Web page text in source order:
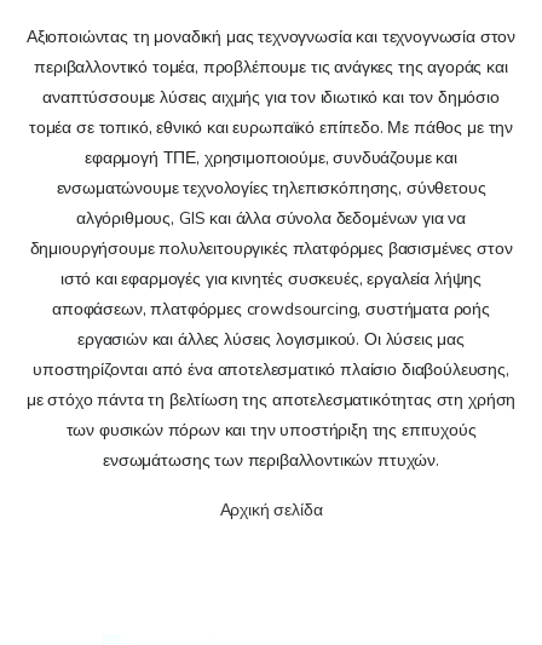
Αξιοποιώντας τη μοναδική μας τεχνογνωσία και τεχνογνωσία στον
περιβαλλοντικό τομέα, προβλέπουμε τις ανάγκες της αγοράς και
αναπτύσσουμε λύσεις αιχμής για τον ιδιωτικό και τον δημόσιο
τομέα σε τοπικό, εθνικό και ευρωπαϊκό επίπεδο. Με πάθος με την
εφαρμογή ΤΠΕ, χρησιμοποιούμε, συνδυάζουμε και
ενσωματώνουμε τεχνολογίες τηλεπισκόπησης, σύνθετους
αλγόριθμους, GIS και άλλα σύνολα δεδομένων για να
δημιουργήσουμε πολυλειτουργικές πλατφόρμες βασισμένες στον
ιστό και εφαρμογές για κινητές συσκευές, εργαλεία λήψης
αποφάσεων, πλατφόρμες crowdsourcing, συστήματα ροής
εργασιών και άλλες λύσεις λογισμικού. Οι λύσεις μας
υποστηρίζονται από ένα αποτελεσματικό πλαίσιο διαβούλευσης,
με στόχο πάντα τη βελτίωση της αποτελεσματικότητας στη χρήση
των φυσικών πόρων και την υποστήριξη της επιτυχούς
ενσωμάτωσης των περιβαλλοντικών πτυχών.
Αρχική σελίδα